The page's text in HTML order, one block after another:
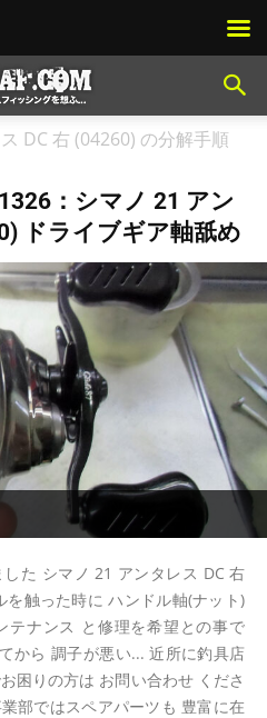
DC 右 (04260) の分解手順
：シマノ 21 アン
ドライブギア軸舐め
た シマノ 21 アンタレス DC 右
触った時に ハンドル軸(ナット)
テナンス と修理を希望との事で
から 調子が悪い... 近所に釣具店
困りの方は お問い合わせ くださ
部ではスペアパーツも 豊富に在